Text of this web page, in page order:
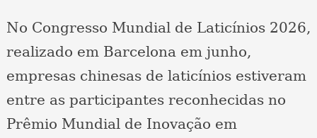
No Congresso Mundial de Laticínios 2026,
realizado em Barcelona em junho,
empresas chinesas de laticínios estiveram
entre as participantes reconhecidas no
Prêmio Mundial de Inovação em